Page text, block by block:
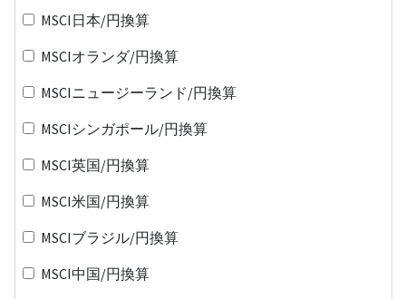
MSCI日本/円換算
MSCIオランダ/円換算
MSCIニュージーランド/円換算
MSCIシンガポール/円換算
MSCI英国/円換算
MSCI米国/円換算
MSCIブラジル/円換算
MSCI中国/円換算